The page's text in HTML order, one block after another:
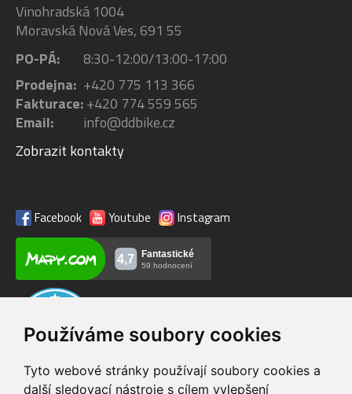
Používáme soubory cookies
Tyto webové stránky používají soubory cookies a
další sledovací nástroje s cílem vylepšení
Vinohradská 1004
Moravská Nová Ves, 691 55
PO-PÁ:
8:30-12:00/13:00-17:00
Prodejna: +420 775 113 366
Fakturace:+420 774 559 565
Email:
info@ddbike.cz
Zobrazit kontakty
Facebook Youtube Instagram